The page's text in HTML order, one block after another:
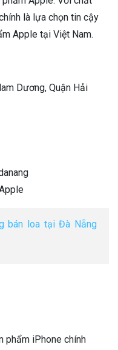
là lựa chọn tin cậy
Apple tại Việt Nam.
Dương, Quận Hải
bán loa tại Đà Nẵng
phẩm iPhone chính